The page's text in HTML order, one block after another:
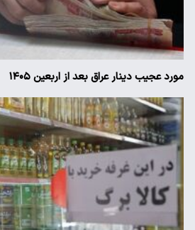
مورد عجیب دینار عراق بعد از اربعین ۱۴۰۵